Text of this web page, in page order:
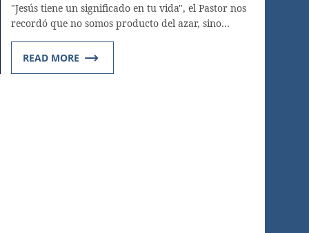
"Jesús tiene un significado en tu vida", el Pastor nos
recordó que no somos producto del azar, sino…
READ MORE